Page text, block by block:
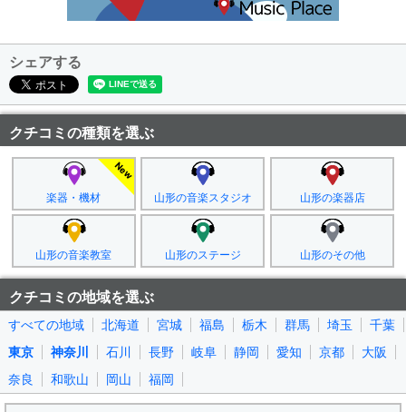
シェアする
クチコミの種類を選ぶ
楽器・機材 山形の音楽スタジオ 山形の楽器店
山形の音楽教室 山形のステージ 山形のその他
クチコミの地域を選ぶ
すべての地域 北海道 宮城 福島 栃木 群馬 埼玉
千葉
東京
神奈川 石川 長野 岐阜 静岡 愛知 京都
大阪
奈良
和歌山 岡山 福岡